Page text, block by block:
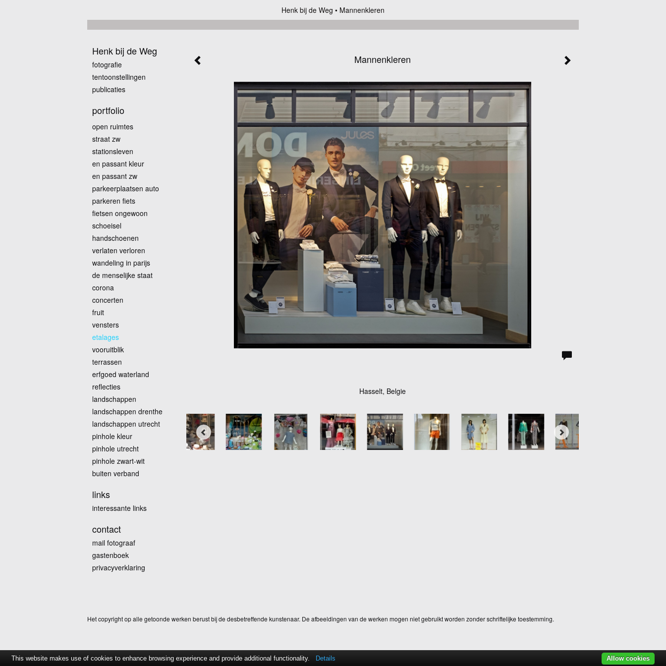
Henk bij de Weg Mannenkleren
Mannenkleren
Hasselt, Belgie
Henk bij de Weg
fotografie
tentoonstellingen
publicaties
portfolio
open ruimtes
straat zw
stationsleven
en passant kleur
en passant zw
parkeerplaatsen auto
parkeren fiets
fietsen ongewoon
schoeisel
handschoenen
verlaten verloren
wandeling in parijs
de menselijke staat
corona
concerten
fruit
vensters
etalages
vooruitblik
terrassen
erfgoed waterland
reflecties
landschappen
landschappen drenthe
landschappen utrecht
pinhole kleur
pinhole utrecht
pinhole zwart-wit
buiten verband
links
interessante links
contact
mail fotograaf
gastenboek
privacyverklaring
Het copyright op alle getoonde werken berust bij de desbetreffende kunstenaar. De afbeeldingen van de werken mogen niet gebruikt worden zonder schriftelijke toestemming.
This website makes use of cookies to enhance browsing experience and provide additional functionality. Details Allow cookies